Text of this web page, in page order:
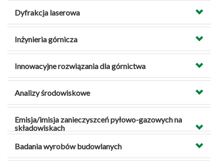
Dyfrakcja laserowa
Inżynieria górnicza
Innowacyjne rozwiązania dla górnictwa
Analizy środowiskowe
Emisja/imisja zanieczyszceń pyłowo-gazowych na
składowiskach
Badania wyrobów budowlanych